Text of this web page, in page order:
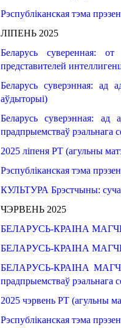
Рэспубліканская тэма
ЛІПЕНЬ 2025
Беларусь суверенная: от
представителей
Беларусь суверэнная:
ад
аўдыторыі)
Беларусь суверэнная:
ад
прадпрыемстваў рэальнага
2025 ліпеня РТ (агульны
Рэспубліканская тэма
КУЛЬТУРА Брэстчыны:
ЧЭРВЕНЬ 2025
БЕЛАРУСЬ-КРАІНА
БЕЛАРУСЬ-КРАІНА
БЕЛАРУСЬ-КРАІНА
прадпрыемстваў рэальнага
2025 чэрвень РТ (агульны
Рэспубліканская тэма